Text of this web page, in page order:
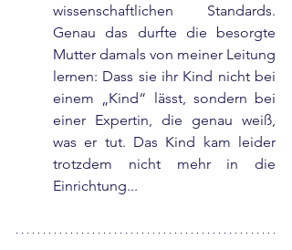
wissenschaftlichen Standards.
Genau das durfte die besorgte
Mutter damals von meiner Leitung
lernen: Dass sie ihr Kind nicht bei
einem „Kind“ lässt, sondern bei
einer Expertin, die genau weiß,
was er tut. Das Kind kam leider
trotzdem nicht mehr in die
Einrichtung...